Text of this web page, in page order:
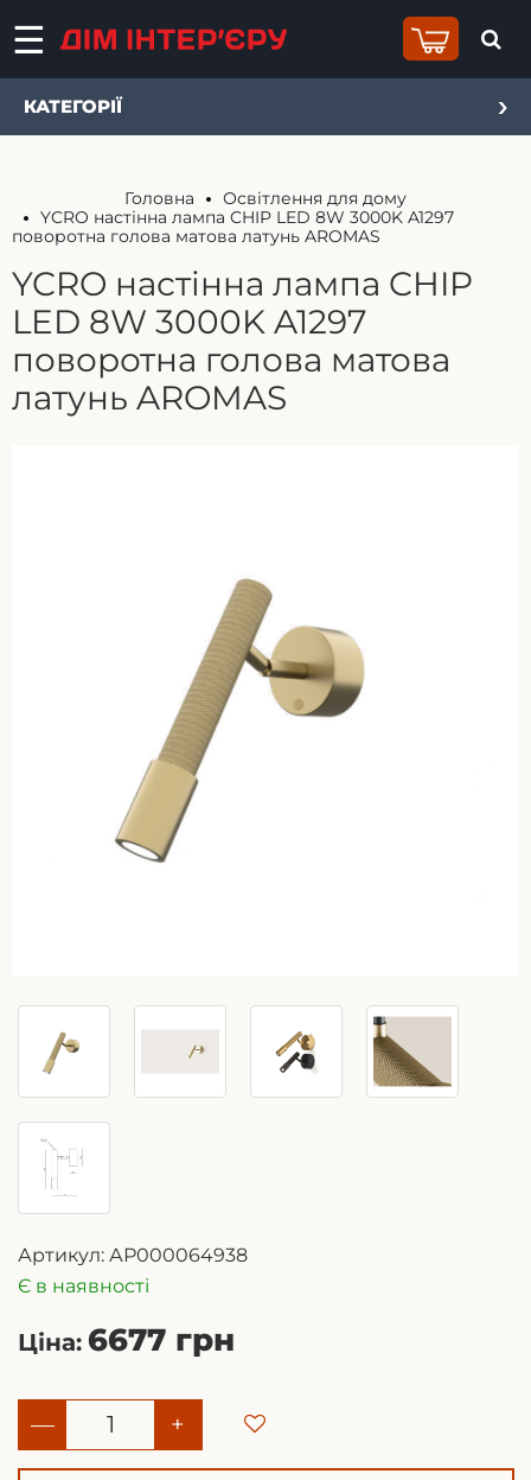
КАТЕГОРІЇ
Головна
Освітлення для дому
YCRO настінна лампа CHIP LED 8W 3000K A1297
поворотна голова матова латунь AROMAS
YCRO настінна лампа CHIP
LED 8W 3000K A1297
поворотна голова матова
латунь AROMAS
Артикул: АР000064938
Є в наявності
Ціна: 6677 грн
— +